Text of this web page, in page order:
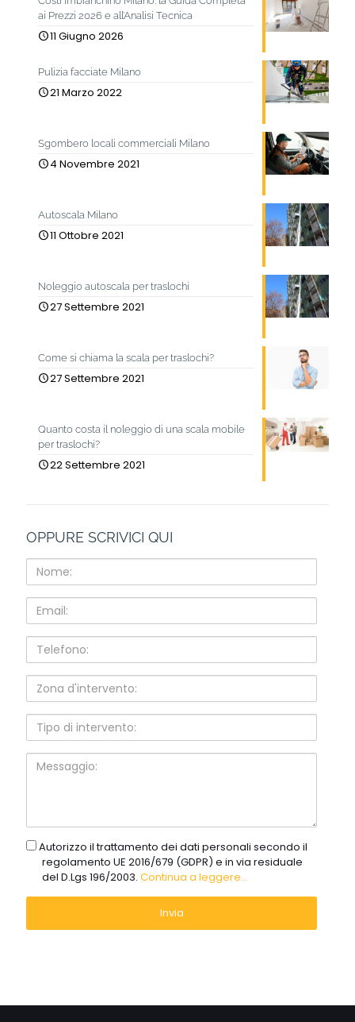
ai Prezzi 2026 e all’Analisi Tecnica
11 Giugno 2026
Pulizia facciate Milano
21 Marzo 2022
Sgombero locali commerciali Milano
4 Novembre 2021
Autoscala Milano
11 Ottobre 2021
Noleggio autoscala per traslochi
27 Settembre 2021
Come si chiama la scala per traslochi?
27 Settembre 2021
Quanto costa il noleggio di una scala mobile
per traslochi?
22 Settembre 2021
OPPURE SCRIVICI QUI
Nome:
Email:
Telefono:
Zona
d'intervento:
Tipo
intervento:
Messaggio:
gdprAutorizzo il trattamento dei dati personali secondo il
regolamento UE 2016/679 (GDPR) e in via residuale
del D.Lgs 196/2003. Continua a leggere...